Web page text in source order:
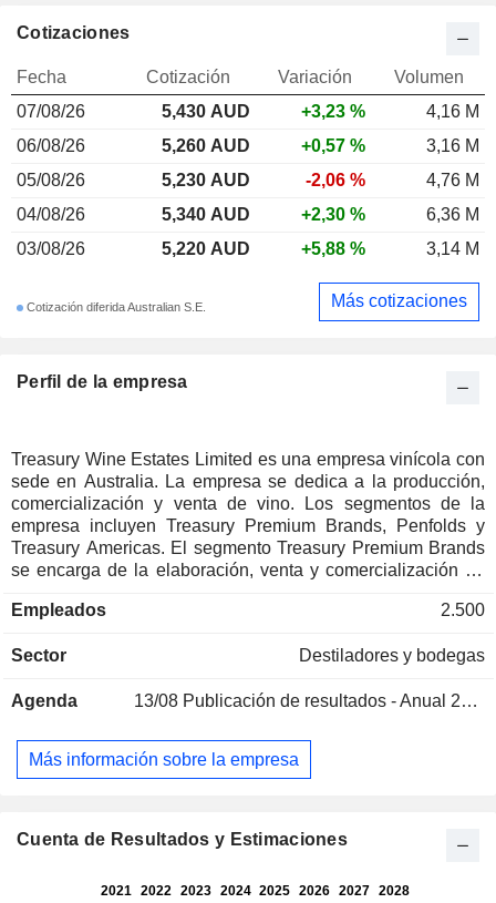
Perfil de la empresa
Treasury Wine Estates Limited es una empresa vinícola con
sede en Australia. La empresa se dedica a la producción,
comercialización y venta de vino. Los segmentos de la
empresa incluyen Treasury Premium Brands, Penfolds y
Treasury Americas. El segmento Treasury Premium Brands
se encarga de la elaboración, venta y comercialización de
África. El segmento Penfolds se encarga de la elaboración,
mundial. El segmento Treasury Americas se encarga de la
regiones de América del Norte y América Latina. En
envasado, con vinos producidos principalmente en Australia
Meridional y Victoria. En Nueva Zelanda, es propietaria de
Sunshine, Frank Family Vineyards, Etude, Beaulieu
Empleados 2.500
Sector Destiladores y bodegas
Agenda 13/08 Publicación de resultados - Anual 2026
Más información sobre la empresa
Cotizaciones
Fecha Cotización Variación
Volumen
07/08/26
5,430 AUD +3,23 %
4,16 M
06/08/26
5,260 AUD +0,57 %
3,16 M
05/08/26
5,230 AUD -2,06 %
4,76 M
04/08/26
5,340 AUD +2,30 %
6,36 M
03/08/26
5,220 AUD +5,88 % 3,14 M
Cotización diferida Australian S.E. Más cotizaciones
Cuenta de Resultados y Estimaciones